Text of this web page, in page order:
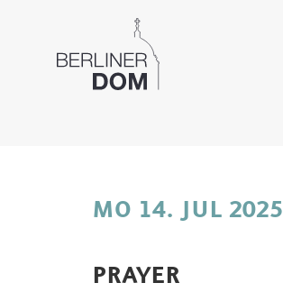
MO 14. JUL 2025
PRAYER